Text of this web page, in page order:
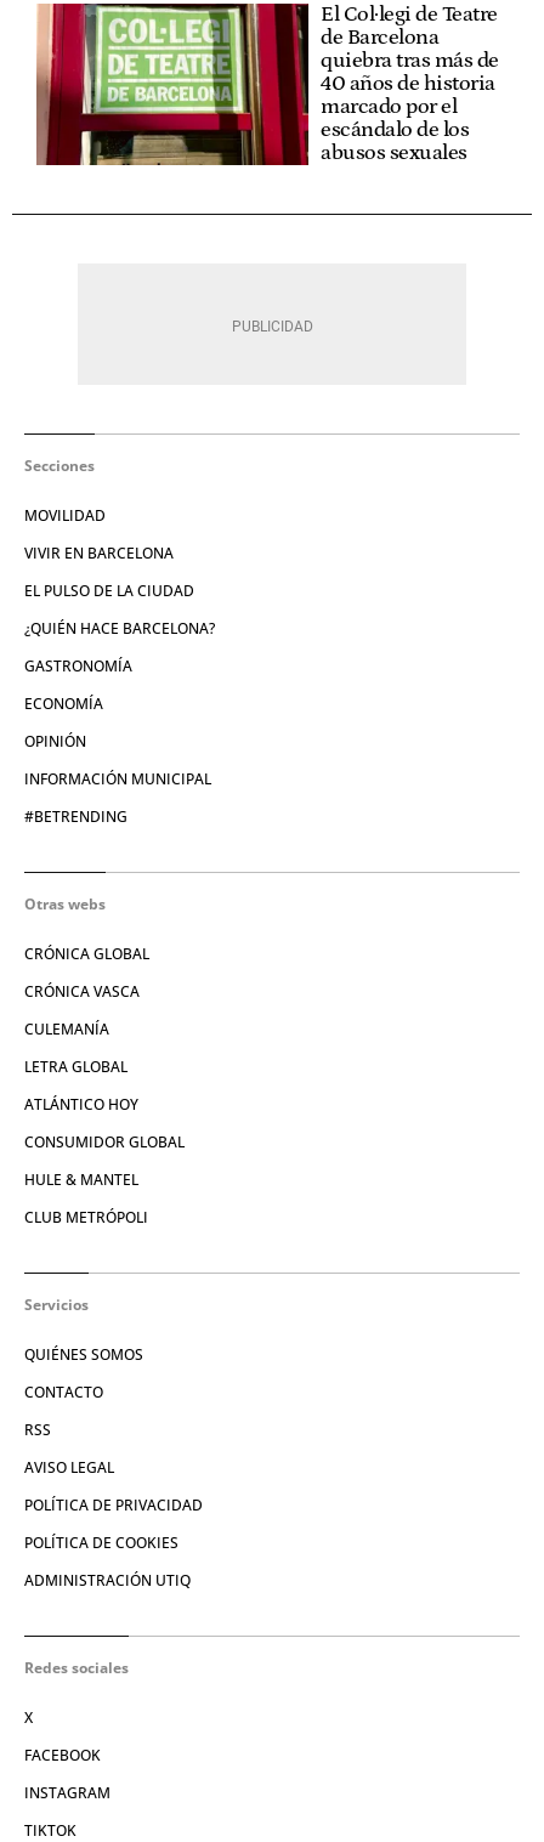
El Col·legi de Teatre
de Barcelona
quiebra tras más de
40 años de historia
marcado por el
escándalo de los
abusos sexuales
Secciones
MOVILIDAD
VIVIR EN BARCELONA
EL PULSO DE LA CIUDAD
¿QUIÉN HACE BARCELONA?
GASTRONOMÍA
ECONOMÍA
OPINIÓN
INFORMACIÓN MUNICIPAL
#BETRENDING
Otras webs
CRÓNICA GLOBAL
CRÓNICA VASCA
CULEMANÍA
LETRA GLOBAL
ATLÁNTICO HOY
CONSUMIDOR GLOBAL
HULE & MANTEL
CLUB METRÓPOLI
Servicios
QUIÉNES SOMOS
CONTACTO
RSS
AVISO LEGAL
POLÍTICA DE PRIVACIDAD
POLÍTICA DE COOKIES
ADMINISTRACIÓN UTIQ
Redes sociales
X
FACEBOOK
INSTAGRAM
TIKTOK